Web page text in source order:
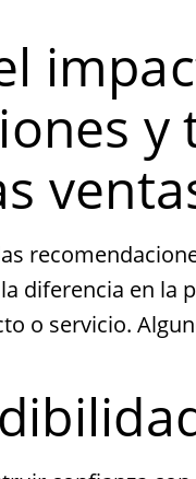
diferencia en la
o servicio.